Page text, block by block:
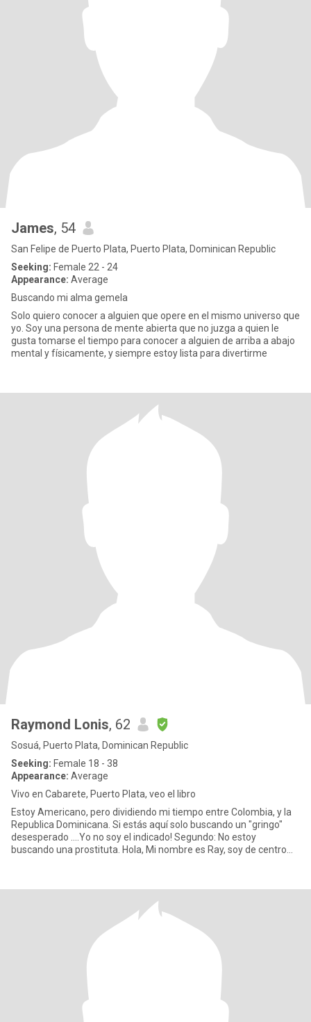
James, 54
San Felipe de Puerto Plata, Puerto Plata, Dominican Republic
Seeking: Female 22 - 24
Appearance: Average
Buscando mi alma gemela
Solo quiero conocer a alguien que opere en el mismo universo que
yo. Soy una persona de mente abierta que no juzga a quien le
gusta tomarse el tiempo para conocer a alguien de arriba a abajo
mental y físicamente, y siempre estoy lista para divertirme
Raymond Lonis, 62
Sosuá, Puerto Plata, Dominican Republic
Seeking: Female 18 - 38
Appearance: Average
Vivo en Cabarete, Puerto Plata, veo el libro
Estoy Americano, pero dividiendo mi tiempo entre Colombia, y la
Republica Dominicana. Si estás aquí solo buscando un "gringo"
desesperado ....Yo no soy el indicado! Segundo: No estoy
buscando una prostituta. Hola, Mi nombre es Ray, soy de centro